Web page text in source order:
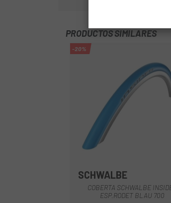
PRODUCTOS SIMILARES
-20%
SCHWALBE
COBERTA SCHWALBE
ESP.RODET BLAU 700